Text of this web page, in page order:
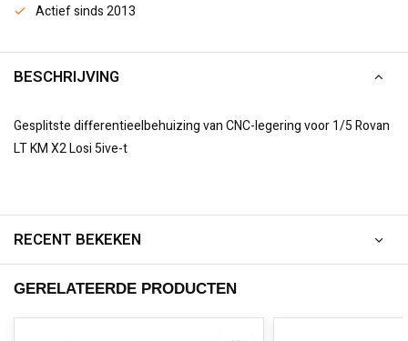
Actief sinds 2013
BESCHRIJVING
Gesplitste differentieelbehuizing van CNC-legering voor 1/5 Rovan
LT KM X2 Losi 5ive-t
RECENT BEKEKEN
GERELATEERDE PRODUCTEN